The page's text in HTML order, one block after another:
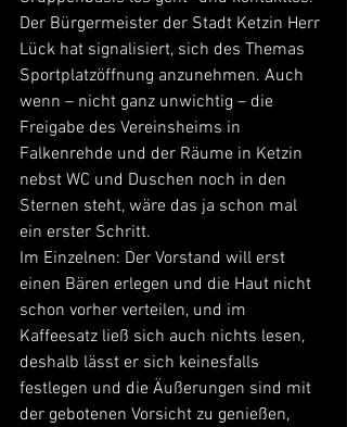
Der Bürgermeister der Stadt Ketzin Herr
Lück hat signalisiert, sich des Themas
Sportplatzöffnung anzunehmen. Auch
wenn – nicht ganz unwichtig – die
Freigabe des Vereinsheims in
Falkenrehde und der Räume in Ketzin
nebst WC und Duschen noch in den
Sternen steht, wäre das ja schon mal
ein erster Schritt.
Im Einzelnen: Der Vorstand will erst
einen Bären erlegen und die Haut nicht
schon vorher verteilen, und im
Kaffeesatz ließ sich auch nichts lesen,
deshalb lässt er sich keinesfalls
festlegen und die Äußerungen sind mit
der gebotenen Vorsicht zu genießen,